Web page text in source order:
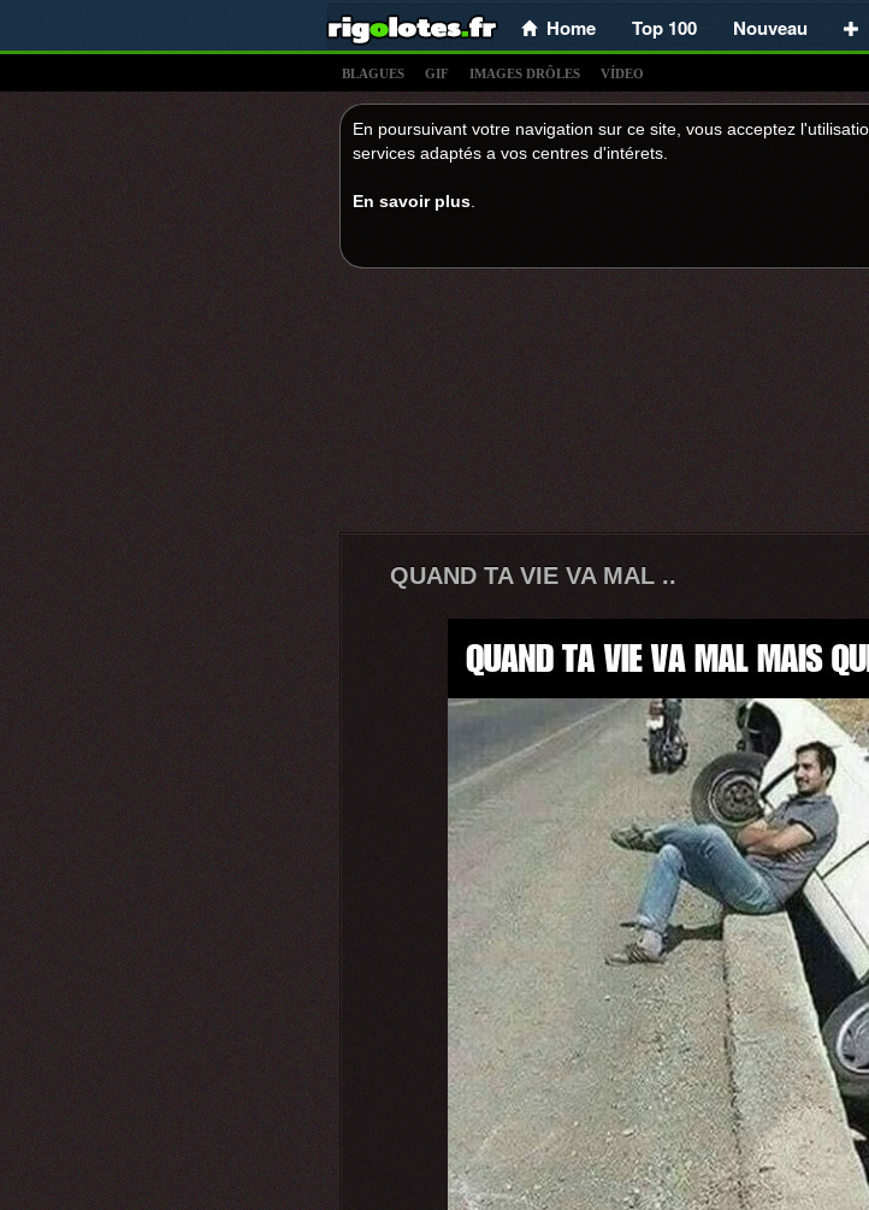
Home Top 100 Nouveau
BLAGUES GIF IMAGES DRÔLES VÍDEO
En poursuivant votre navigation sur ce site, vous acceptez
services adaptés a vos centres d'intérets.
En savoir plus
QUAND TA VIE VA MAL ..